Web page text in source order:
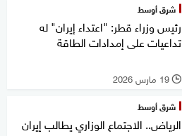
شرق أوسط
رئيس وزراء قطر: "اعتداء إيران" له
تداعيات على إمدادات الطاقة
l 19 مارس 2026
شرق أوسط
الرياض.. الاجتماع الوزاري يطالب إيران